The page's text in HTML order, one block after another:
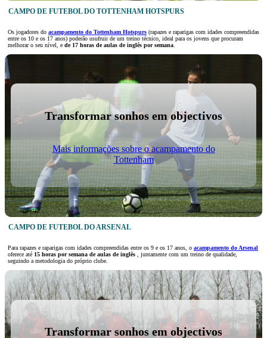
CAMPO DE FUTEBOL DO TOTTENHAM HOTSPURS
Os jogadores do acampamento do Tottenham Hotspurs (rapazes e raparigas com idades compreendidas
entre os 10 e os 17 anos) poderão usufruir de um treino técnico, ideal para os jovens que procuram
melhorar o seu nível, e de 17 horas de aulas de inglês por semana
Transformar sonhos em objectivos
Mais informações sobre o acampamento do
Tottenham
CAMPO DE FUTEBOL DO ARSENAL
Para rapazes e raparigas com idades compreendidas entre os 9 e os 17 anos, o acampamento do Arsenal
oferece até 15 horas por semana de aulas de inglês
, juntamente com um treino de qualidade,
seguindo a metodologia do próprio clube.
Transformar sonhos em objectivos